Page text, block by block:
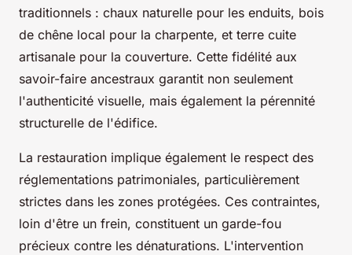
traditionnels : chaux naturelle pour les enduits, bois
de chêne local pour la charpente, et terre cuite
artisanale pour la couverture. Cette fidélité aux
savoir-faire ancestraux garantit non seulement
l'authenticité visuelle, mais également la pérennité
structurelle de l'édifice.
La restauration implique également le respect des
réglementations patrimoniales, particulièrement
strictes dans les zones protégées. Ces contraintes,
loin d'être un frein, constituent un garde-fou
précieux contre les dénaturations. L'intervention